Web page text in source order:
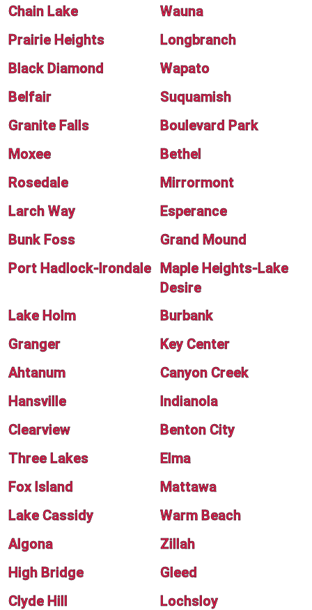
Chain Lake
Wauna
Prairie Heights
Longbranch
Black Diamond
Wapato
Belfair
Suquamish
Granite Falls
Boulevard Park
Moxee
Bethel
Rosedale
Mirrormont
Larch Way
Esperance
Bunk Foss
Grand Mound
Port Hadlock-Irondale Maple Heights-Lake
Desire
Lake Holm
Burbank
Granger
Key Center
Ahtanum
Canyon Creek
Hansville
Indianola
Clearview
Benton City
Three Lakes
Elma
Fox Island
Mattawa
Lake Cassidy
Warm Beach
Algona
Zillah
High Bridge
Gleed
Clyde Hill
Lochsloy